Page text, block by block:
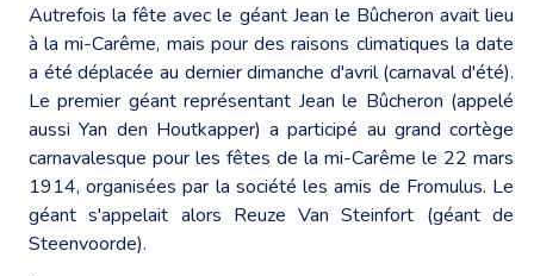
Autrefois la fête avec le géant Jean le Bûcheron avait lieu
à la mi-Carême, mais pour des raisons climatiques la date
a été déplacée au dernier dimanche d'avril (carnaval d'été).
Le premier géant représentant Jean le Bûcheron (appelé
aussi Yan den Houtkapper) a participé au grand cortège
carnavalesque pour les fêtes de la mi-Carême le 22 mars
1914, organisées par la société les amis de Fromulus. Le
géant s'appelait alors Reuze Van Steinfort (géant de
Steenvoorde).